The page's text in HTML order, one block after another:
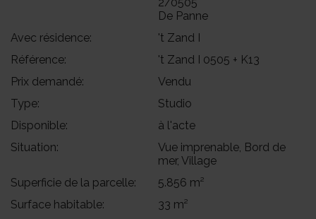
De Panne
Avec résidence:
't Zand I
Référence:
't Zand I 0505 + K13
Prix demandé:
Vendu
Type:
Studio
Disponible:
à l'acte
Situation:
Vue imprenable, Bord de
mer, Village
Superficie de la parcelle:
5.856 m²
Surface habitable:
33 m²